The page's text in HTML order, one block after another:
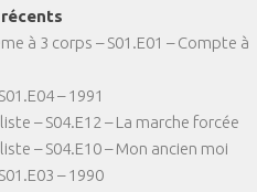
à 3 corps – S01.E01 – Compte à
– 1991
– S04.E12 – La marche forcée
– S04.E10 – Mon ancien moi
– 1990